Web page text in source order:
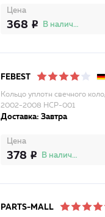
Цена
368 В наличии
FEBEST
Кольцо уплотн свечного
2002-2008 HCP-001
Доставка: Завтра
Цена
378 В наличии
PARTS-MALL